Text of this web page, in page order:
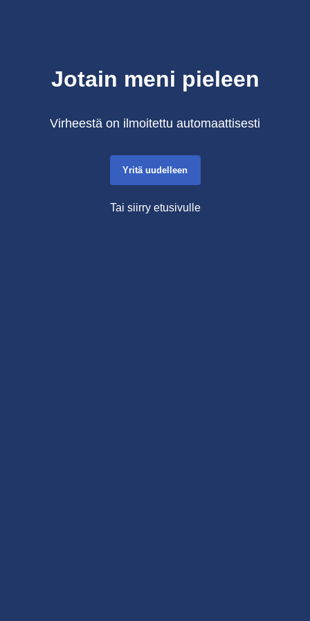
Jotain meni pieleen
Virheestä on ilmoitettu automaattisesti
Yritä uudelleen
Tai siirry etusivulle